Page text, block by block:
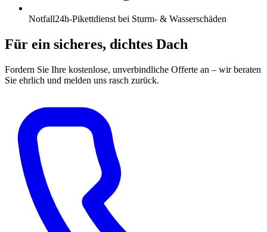
Notfall24h-Pikettdienst bei Sturm- & Wasserschäden
Für ein sicheres, dichtes Dach
Fordern Sie Ihre kostenlose, unverbindliche Offerte an – wir beraten
Sie ehrlich und melden uns rasch zurück.